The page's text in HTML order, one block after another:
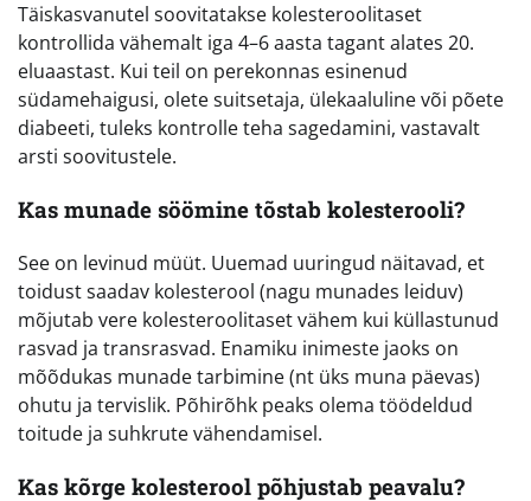
Täiskasvanutel soovitatakse kolesteroolitaset
kontrollida vähemalt iga 4–6 aasta tagant alates 20.
eluaastast. Kui teil on perekonnas esinenud
südamehaigusi, olete suitsetaja, ülekaaluline või põete
diabeeti, tuleks kontrolle teha sagedamini, vastavalt
arsti soovitustele.
Kas munade söömine tõstab kolesterooli?
See on levinud müüt. Uuemad uuringud näitavad, et
toidust saadav kolesterool (nagu munades leiduv)
mõjutab vere kolesteroolitaset vähem kui küllastunud
rasvad ja transrasvad. Enamiku inimeste jaoks on
mõõdukas munade tarbimine (nt üks muna päevas)
ohutu ja tervislik. Põhirõhk peaks olema töödeldud
toitude ja suhkrute vähendamisel.
Kas kõrge kolesterool põhjustab peavalu?